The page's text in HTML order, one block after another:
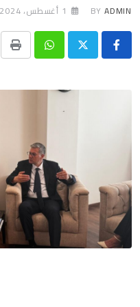
BY ADMIN 1 أغسطس، 2024
Whatsapp
Print